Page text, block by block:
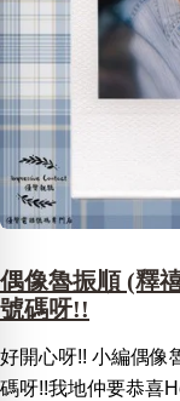
偶像魯振順 (釋
號碼呀!!
好開心呀!! 小編偶像
碼呀!!我地仲要恭喜